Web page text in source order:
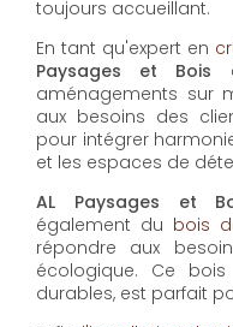
AL Paysages et
service d'
maintenir vos
l'année. Les équipes
la tonte et les
toujours accueillant.
En tant qu'expert en